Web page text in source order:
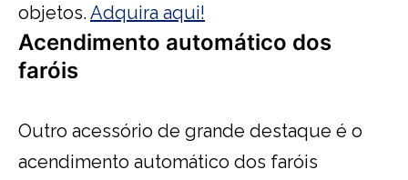
objetos.Adquira aqui!
Acendimento automático dos
faróis
Outro acessório de grande destaque é o
acendimento automático dos faróis